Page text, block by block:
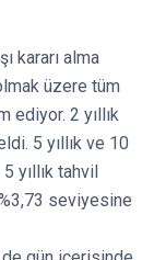
kararı alma
üzere tüm
ediyor. 2 yıllık
5 yıllık ve 10
yıllık tahvil
%3,73 seviyesine